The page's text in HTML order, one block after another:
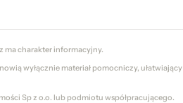
ma charakter informacyjny.
wyłącznie materiał pomocniczy, ułatwiający
Sp z o.o. lub podmiotu współpracującego.